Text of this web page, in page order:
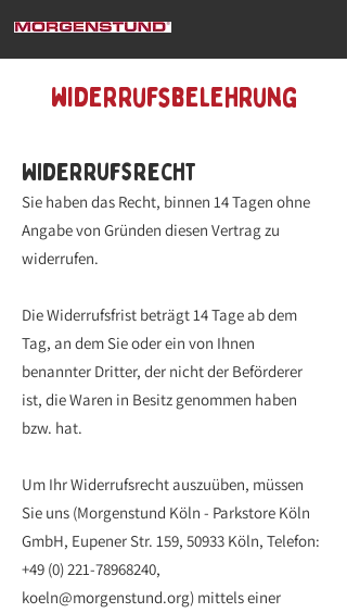
widerrufsbelehrung
Widerrufsrecht
Sie haben das Recht, binnen 14 Tagen ohne
Angabe von Gründen diesen Vertrag zu
widerrufen.
Die Widerrufsfrist beträgt 14 Tage ab dem
Tag, an dem Sie oder ein von Ihnen
benannter Dritter, der nicht der Beförderer
ist, die Waren in Besitz genommen haben
bzw. hat.
Um Ihr Widerrufsrecht auszuüben, müssen
Sie uns (Morgenstund Köln - Parkstore Köln
GmbH, Eupener Str. 159, 50933 Köln, Telefon:
+49 (0) 221-78968240,
koeln@morgenstund.org) mittels einer